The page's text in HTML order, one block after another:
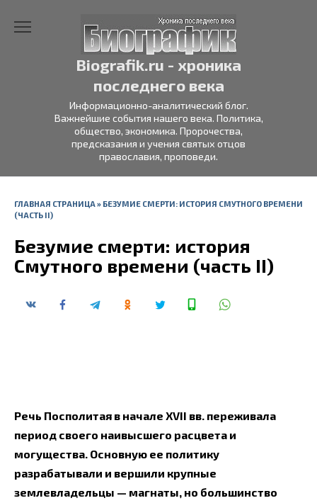
Biografik.ru - хроника
последнего века
Информационно-аналитический блог.
Важнейшие события нашего века. Политика,
общество, экономика. Пророчества,
предсказания и учения святых отцов
православия, проповеди.
ГЛАВНАЯ СТРАНИЦА» БЕЗУМИЕ СМЕРТИ: ИСТОРИЯ СМУТНОГО ВРЕМЕНИ
(ЧАСТЬ II)
Безумие смерти: история
Смутного времени (часть II)
Речь Посполитая в начале XVII вв. переживала
период своего наивысшего расцвета и
могущества. Основную ее политику
разрабатывали и вершили крупные
землевладельцы — магнаты, но большинство